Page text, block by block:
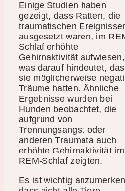
Einige Studien haben
gezeigt, dass Ratten, die
traumatischen
ausgesetzt waren, im
Schlaf erhöhte
Gehirnaktivität aufwiesen,
was darauf hindeutet,
sie möglicherweise
Träume hatten. Ähnliche
Ergebnisse wurden bei
Hunden beobachtet, die
aufgrund von
Trennungsangst oder
anderen Traumata auch
erhöhte Gehirnaktivität im
REM-Schlaf zeigten.
Es ist wichtig